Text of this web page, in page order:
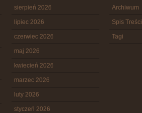
sierpień 2026
lipiec 2026
czerwiec 2026
maj 2026
kwiecień 2026
marzec 2026
luty 2026
styczeń 2026
Archiwum
Spis Treści
Tagi